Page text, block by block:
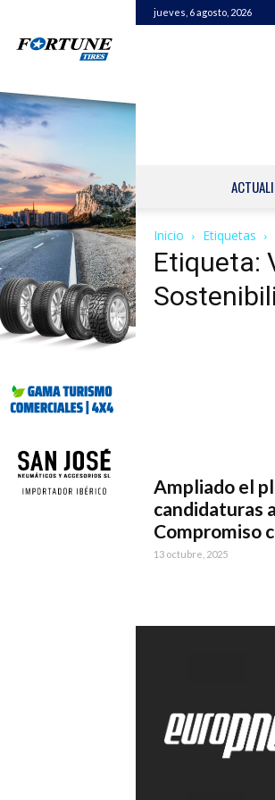
jueves, 6 agosto, 2026
Inicio Etiquetas
Etiqueta:
Ampliado el
candidaturas
Compromiso
13 octubre, 2025